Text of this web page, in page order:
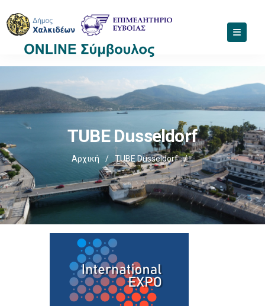
TUBE Dusseldorf
Αρχική / TUBE Dusseldorf /